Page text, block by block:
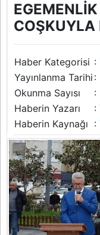
COŞKUYLA
Haber Kategorisi :
Yayınlanma Tarihi :
Okunma Sayısı
:
Haberin Yazarı
:
Haberin Kaynağı :